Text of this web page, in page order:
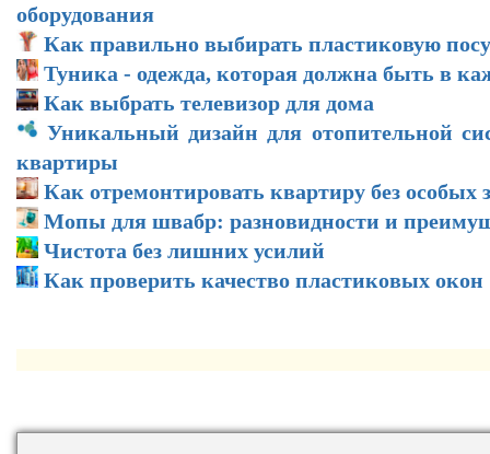
оборудования
Как правильно выбирать пластиковую
Туника - одежда, которая должна быть в
Как выбрать телевизор для дома
Уникальный дизайн для отопительной
квартиры
Как отремонтировать квартиру без особых
Мопы для швабр: разновидности и
Чистота без лишних усилий
Как проверить качество пластиковых окон